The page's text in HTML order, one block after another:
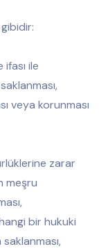
ile
veya korunması
zarar
meşru
bir hukuki